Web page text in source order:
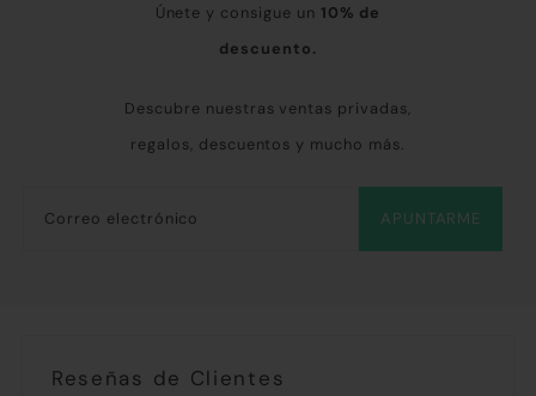
Únete y consigue un 10% de
descuento.
Descubre nuestras ventas privadas,
regalos, descuentos y mucho más.
APUNTARME
Reseñas de Clientes